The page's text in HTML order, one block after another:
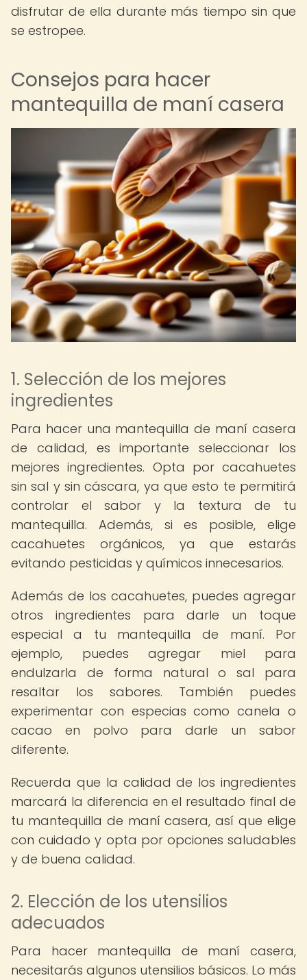
disfrutar de ella durante más tiempo sin que
se estropee.
Consejos para hacer
mantequilla de maní casera
1. Selección de los mejores
ingredientes
Para hacer una mantequilla de maní casera
de calidad, es importante seleccionar los
mejores ingredientes. Opta por cacahuetes
sin sal y sin cáscara, ya que esto te permitirá
controlar el sabor y la textura de tu
mantequilla. Además, si es posible, elige
cacahuetes orgánicos, ya que estarás
evitando pesticidas y químicos innecesarios.
Además de los cacahuetes, puedes agregar
otros ingredientes para darle un toque
especial a tu mantequilla de maní. Por
ejemplo, puedes agregar miel para
endulzarla de forma natural o sal para
resaltar los sabores. También puedes
experimentar con especias como canela o
cacao en polvo para darle un sabor
diferente.
Recuerda que la calidad de los ingredientes
marcará la diferencia en el resultado final de
tu mantequilla de maní casera, así que elige
con cuidado y opta por opciones saludables
y de buena calidad.
2. Elección de los utensilios
adecuados
Para hacer mantequilla de maní casera,
necesitarás algunos utensilios básicos. Lo más